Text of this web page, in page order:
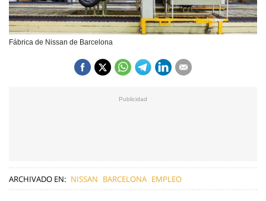
Fábrica de Nissan de Barcelona
ARCHIVADO EN: NISSAN BARCELONA EMPLEO